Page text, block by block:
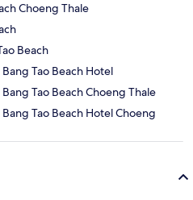
Choeng Thale
Beach
Tao Beach Hotel
Tao Beach Choeng Thale
Tao Beach Hotel Choeng